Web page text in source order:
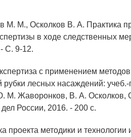
М. М., Осколков В. А. Практика
в ходе следственных
С. 9-12.
с применением
рубки лесных насаждений: учеб.-
М. Жаворонков, В. А. Осколков,
России, 2016. - 200 с.
проекта методики и технологии